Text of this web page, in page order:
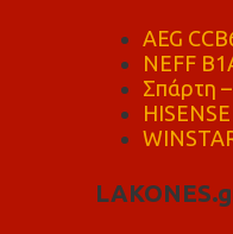
AEG
NEFF
Σπάρτη –